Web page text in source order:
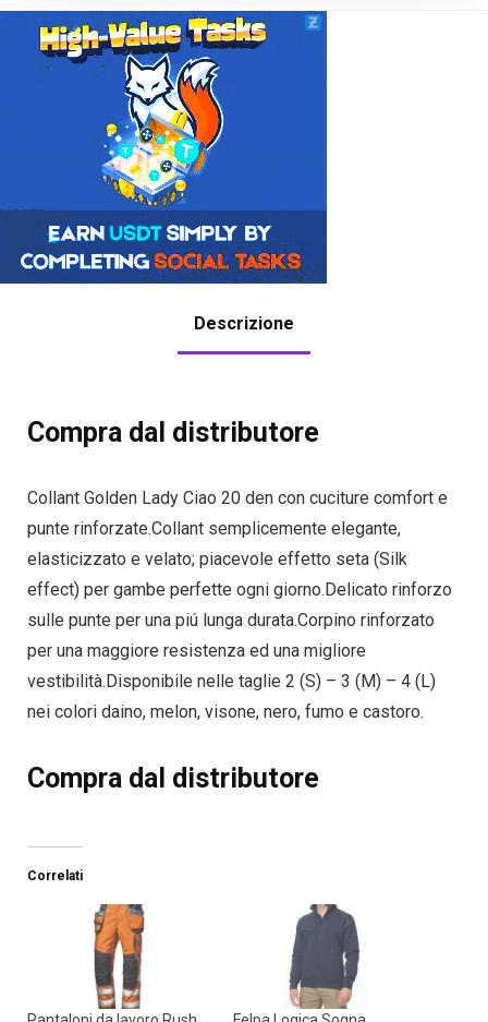
Descrizione
Compra dal distributore
Collant Golden Lady Ciao 20 den con cuciture comfort e
punte rinforzate.Collant semplicemente elegante,
elasticizzato e velato; piacevole effetto seta (Silk
effect) per gambe perfette ogni giorno.Delicato rinforzo
sulle punte per una piú lunga durata.Corpino rinforzato
per una maggiore resistenza ed una migliore
vestibilità.Disponibile nelle taglie 2 (S) – 3 (M) – 4 (L)
nei colori daino, melon, visone, nero, fumo e castoro.
Compra dal distributore
Correlati